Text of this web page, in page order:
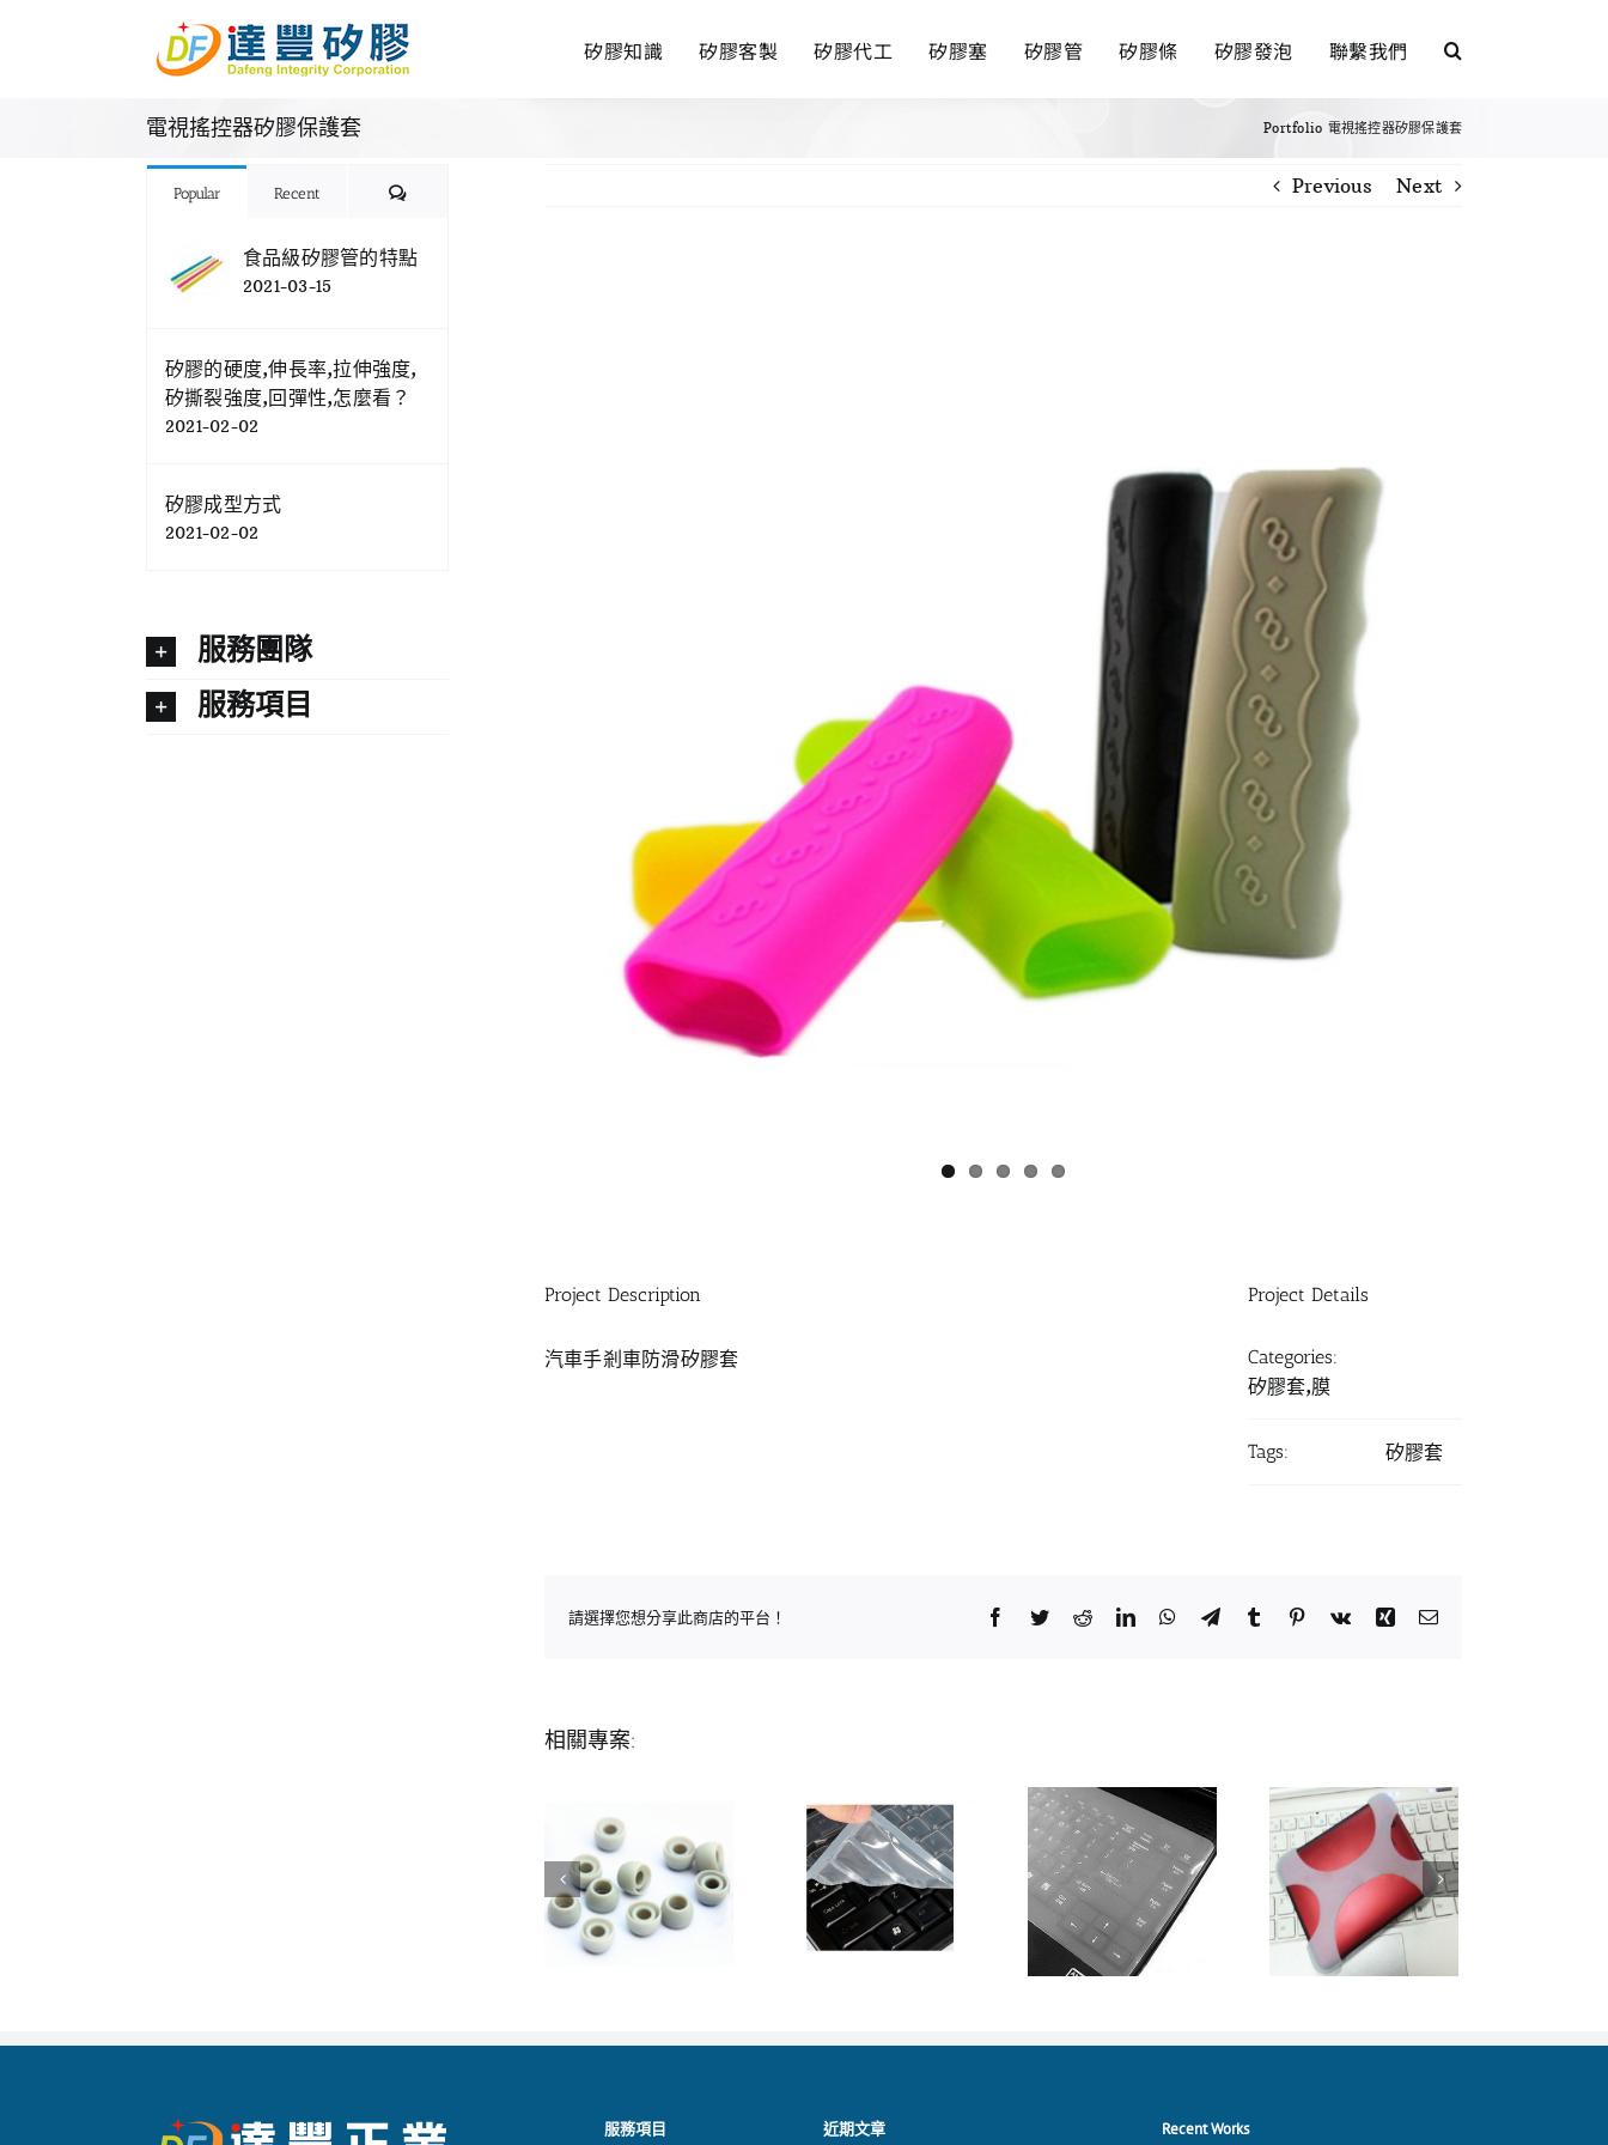
矽膠知識 矽膠客製 矽膠代工 矽膠塞 矽膠管 矽膠條 矽膠發泡 聯繫我們
電視搖控器矽膠保護套 Portfolio 電視搖控器矽膠保護套
Previous Next
Project Description
汽車手剎車防滑矽膠套
Project Details
Categories:
矽膠套,膜
Tags: 矽膠套
請選擇您想分享此商店的平台！ Facebook
TwitterRedditLinkedInWhatsApp
TelegramTumblr Pinterest
Vk Xing Email:
相關專案:
Popular Recent Comments
食品級矽膠管的特點
2021-03-15
矽膠的硬度,伸長率,拉伸強度,
矽撕裂強度,回彈性,怎麼看？
2021-02-02
矽膠成型方式
2021-02-02
服務團隊
服務項目
服務項目 近期文章 Recent Works